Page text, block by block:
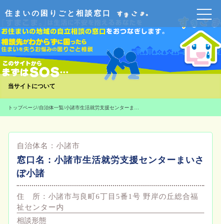
住まいの困りごと相談窓口
当サイトについて
トップページ/自治体一覧/ 小諸市生活就労支援センターまいさぽ小諸
自治体名： 小諸市
窓口名： 小諸市生活就労支援センターまいさ
ぽ小諸
住 所： 小諸市与良町6丁目5番1号 野岸の丘総合福
祉センター内
相談形態